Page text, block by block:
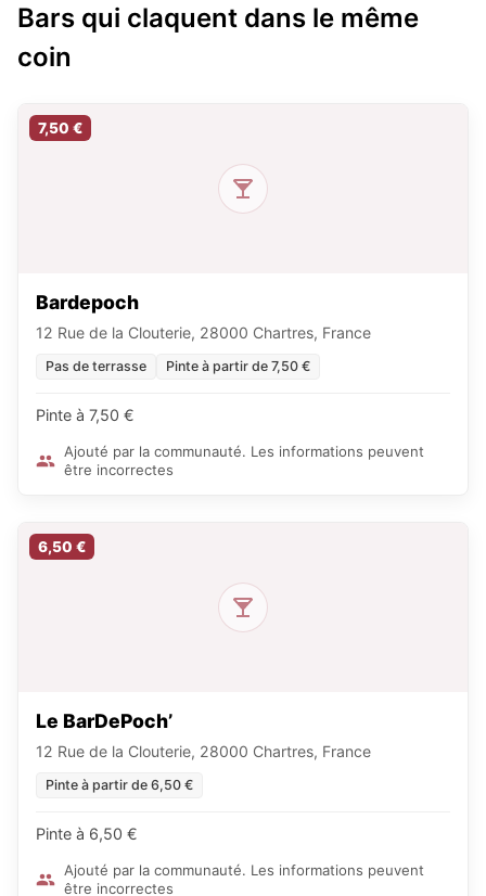
Bars qui claquent dans le même
coin
7,50 €
Bardepoch
12 Rue de la Clouterie, 28000 Chartres, France
Pas de terrasse Pinte à partir de 7,50 €
Pinte à 7,50 €
Ajouté par la communauté. Les informations peuvent
être incorrectes
6,50 €
Le BarDePoch’
12 Rue de la Clouterie, 28000 Chartres, France
Pinte à partir de 6,50 €
Pinte à 6,50 €
Ajouté par la communauté. Les informations peuvent
être incorrectes